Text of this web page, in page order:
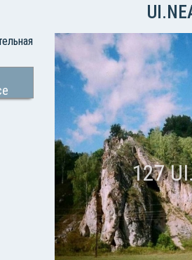
127